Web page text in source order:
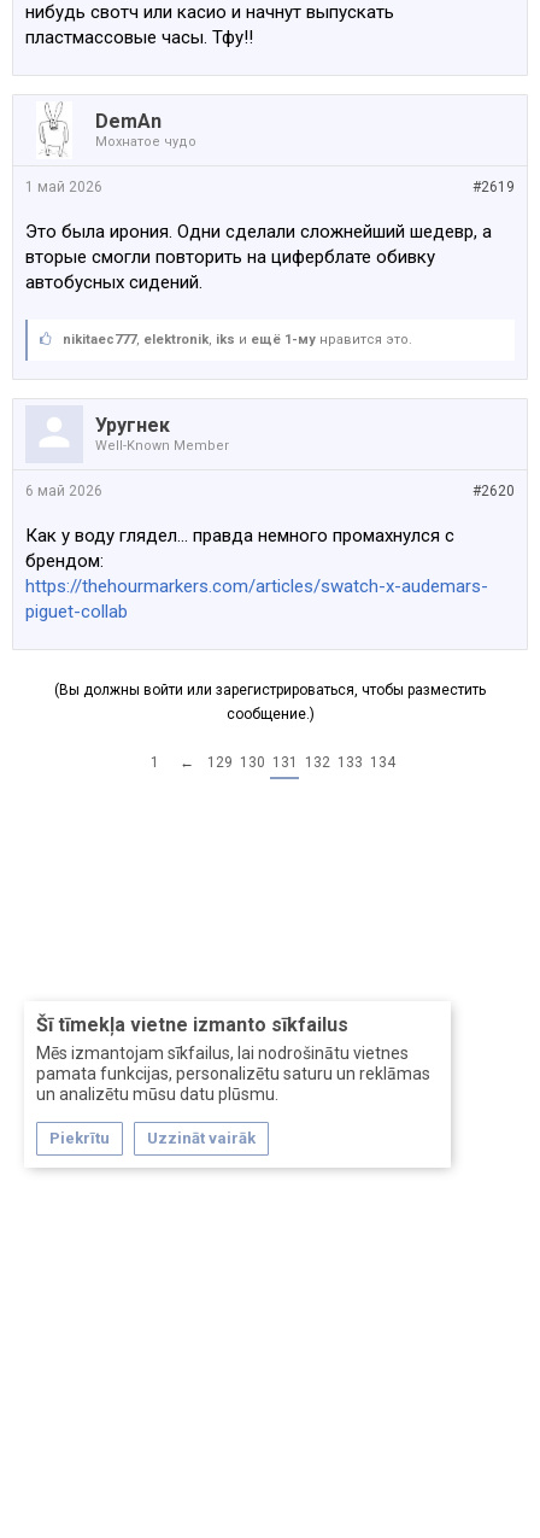
Šī tīmekļa vietne izmanto sīkfailus
Mēs izmantojam sīkfailus, lai nodrošinātu vietnes
pamata funkcijas, personalizētu saturu un reklāmas
un analizētu mūsu datu plūsmu.
Piekrītu Uzzināt vairāk
нибудь свотч или касио и начнут выпускать
пластмассовые часы. Тфу!!
DemAn
Мохнатое чудо
#2619
1 май 2026
Это была ирония. Одни сделали сложнейший шедевр, а
вторые смогли повторить на циферблате обивку
автобусных сидений.
nikitaec777, elektronik, iks и ещё 1-му нравится это.
Уругнек
Well-Known Member
#2620
6 май 2026
Как у воду глядел... правда немного промахнулся с
брендом:
https://thehourmarkers.com/articles/swatch-x-audemars-
piguet-collab
(Вы должны войти или зарегистрироваться, чтобы разместить
сообщение.)
1 ← 129 130 131 132 133 134